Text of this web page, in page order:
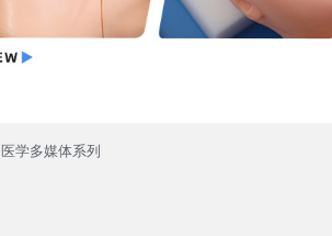
医学多媒体系列